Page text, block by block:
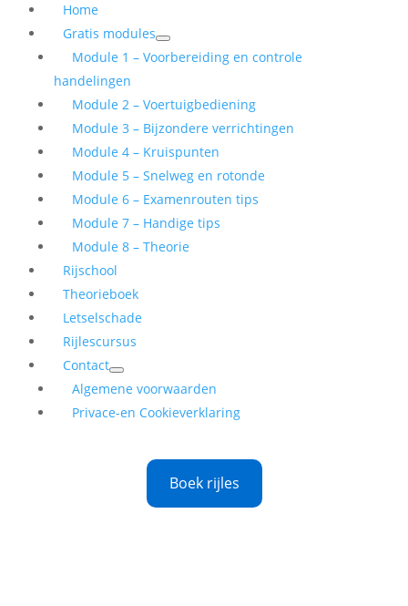
Home
Gratis modules
Module 1 – Voorbereiding en controle
handelingen
Module 2 – Voertuigbediening
Module 3 – Bijzondere verrichtingen
Module 4 – Kruispunten
Module 5 – Snelweg en rotonde
Module 6 – Examenrouten tips
Module 7 – Handige tips
Module 8 – Theorie
Rijschool
Theorieboek
Letselschade
Rijlescursus
Contact
Algemene voorwaarden
Privace-en Cookieverklaring
Boek rijles